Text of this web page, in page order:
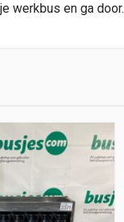
werkbus en ga door.